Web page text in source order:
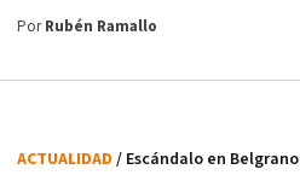
PorRubén Ramallo
ACTUALIDAD / Escándalo en Belgrano